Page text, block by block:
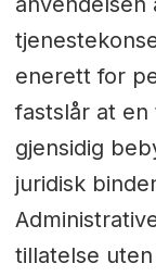
enerett for
fastslår at
gjensidig
juridisk
tillatelse